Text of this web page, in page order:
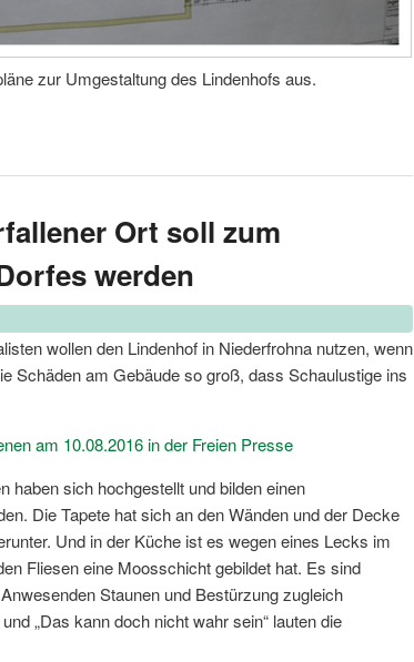
zur Umgestaltung des Lindenhofs aus.
Ort soll zum
werden
wollen den Lindenhof in Niederfrohna nutzen, wenn
Schäden am Gebäude so groß, dass Schaulustige ins
am 10.08.2016 in der Freien Presse
haben sich hochgestellt und bilden einen
Die Tapete hat sich an den Wänden und der Decke
Und in der Küche ist es wegen eines Lecks im
Fliesen eine Moosschicht gebildet hat. Es sind
Staunen und Bestürzung zugleich
„Das kann doch nicht wahr sein“ lauten die